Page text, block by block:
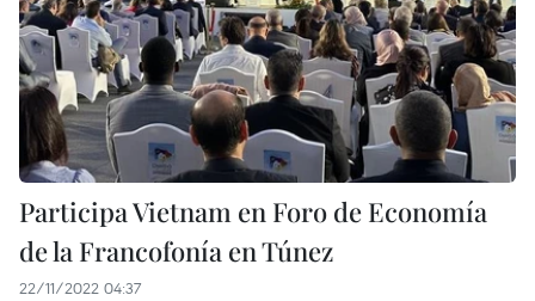
Participa Vietnam en Foro de Economía
de la Francofonía en Túnez
22/11/2022 04:37